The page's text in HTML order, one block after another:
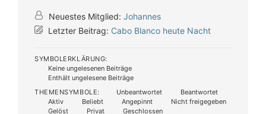
Neuestes Mitglied: Johannes
Letzter Beitrag: Cabo Blanco heute Nacht
SYMBOLERKLÄRUNG:
Keine ungelesenen Beiträge
Enthält ungelesene Beiträge
THEMENSYMBOLE:
Unbeantwortet
Beantwortet
Aktiv
Beliebt Angepinnt
Nicht freigegeben
Gelöst
Privat Geschlossen